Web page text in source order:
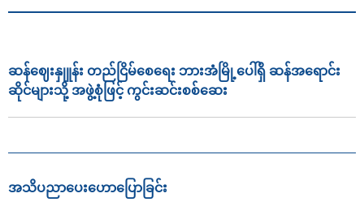
ဆန်ဈေးနှုူန်း တည်ငြိမ်စေရေး ဘားအံမြို့ပေါ်ရှိ ဆန်အရောင်း
ဆိုင်များသို့ အဖွဲ့စုံဖြင့် ကွင်းဆင်းစစ်ဆေး
အသိပညာ‌ပေး‌ဟောပြောခြင်း